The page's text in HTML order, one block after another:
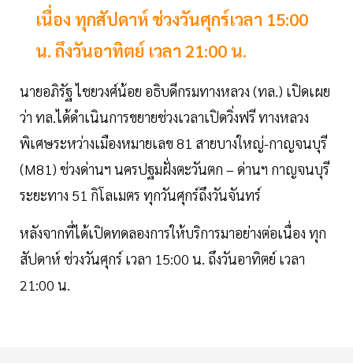
เนื่อง ทุกสัปดาห์ ช่วงวันศุกร์เวลา 15:00
น. ถึงวันอาทิตย์ เวลา 21:00 น.
นายอภิรัฐ ไชยวงศ์น้อย อธิบดีกรมทางหลวง (ทล.) เปิดเผย
ว่า ทล.ได้ดำเนินการขยายช่วงเวลาเปิดวิ่งฟรี ทางหลวง
พิเศษระหว่างเมืองหมายเลข 81 สายบางใหญ่-กาญจนบุรี
(M81) ช่วงด่านฯ นครปฐมฝั่งตะวันตก – ด่านฯ กาญจนบุรี
ระยะทาง 51 กิโลเมตร ทุกวันศุกร์ถึงวันจันทร์
หลังจากที่ได้เปิดทดลองการให้บริการมาอย่างต่อเนื่อง ทุก
สัปดาห์ ช่วงวันศุกร์ เวลา 15:00 น. ถึงวันอาทิตย์ เวลา
21:00 น.